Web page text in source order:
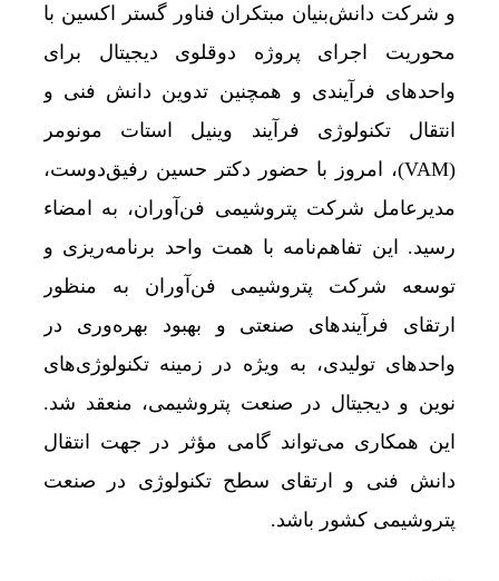
و شرکت دانش‌بنیان مبتکران فناور گستر اکسین با
محوریت اجرای پروژه دوقلوی دیجیتال برای
واحدهای فرآیندی و همچنین تدوین دانش فنی و
انتقال تکنولوژی فرآیند وینیل استات مونومر
(VAM)، امروز با حضور دکتر حسین رفیق‌دوست،
مدیرعامل شرکت پتروشیمی فن‌آوران، به امضاء
رسید. این تفاهم‌نامه با همت واحد برنامه‌ریزی و
توسعه شرکت پتروشیمی فن‌آوران به منظور
ارتقای فرآیندهای صنعتی و بهبود بهره‌وری در
واحدهای تولیدی، به ویژه در زمینه تکنولوژی‌های
نوین و دیجیتال در صنعت پتروشیمی، منعقد شد.
این همکاری می‌تواند گامی مؤثر در جهت انتقال
دانش فنی و ارتقای سطح تکنولوژی در صنعت
پتروشیمی کشور باشد.